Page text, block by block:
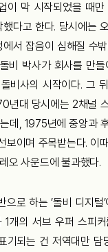
이 막 시작되었을 때만
했다고 한다. 당시에는
에서 잡음이 심해질 수
돌비 박사가 회사를 만들
돌비사의 시작이다. 그
년대 당시에는 2채널
데, 1975년에 중앙과
보이며 주목받는다. 이
오 사운드에 불과했다.
으로 하는 ’돌비 디지털’
1개의 서브 우퍼 스피커
기되는 건 저역대만 담